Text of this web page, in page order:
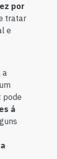
por
tratar
e
a
pode
á